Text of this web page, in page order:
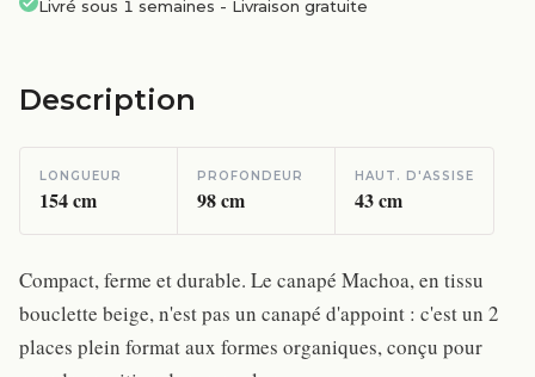
Livré sous 1 semaines - Livraison gratuite
Description
LONGUEUR
154cm
PROFONDEUR
98cm
HAUT. D'ASSISE
43cm
Compact, ferme et durable. Le canapé Machoa, en tissu
bouclette beige, n'est pas un canapé d'appoint : c'est un 2
places plein format aux formes organiques, conçu pour